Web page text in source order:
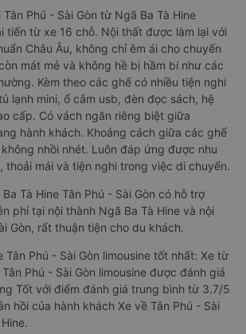
Phú - Sài Gòn từ Ngã Ba Tà Hine
tiến từ xe 16 chỗ. Nội thất được làm lại với
Châu Âu, không chỉ êm ái cho chuyến
mát mẻ và không hề bị hầm bí như các
Kèm theo các ghế có nhiều tiện nghi
lạnh mini, ổ cắm usb, đèn đọc sách, hệ
cấp. Có vách ngăn riêng biệt giữa
hành khách. Khoảng cách giữa các ghế
nhồi nhét. Luôn đáp ứng được nhu
thoải mái và tiện nghi trong việc di chuyển.
Tà Hine Tân Phú - Sài Gòn có hỗ trợ
phí tại nội thành Ngã Ba Tà Hine và nội
Gòn, rất thuận tiện cho du khách.
Tân Phú - Sài Gòn limousine tốt nhất: Xe từ
Phú - Sài Gòn limousine được đánh giá
Tốt với điểm đánh giá trung bình từ 3.7/5
hồi của hành khách Xe về Tân Phú - Sài